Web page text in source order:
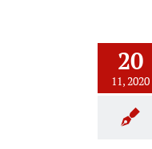
20
11, 2020
de productos mediante